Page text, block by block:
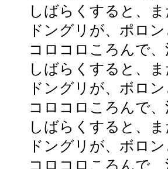
しばらくすると、ま
ドングリが、ポロン
コロコロころんで、
しばらくすると、ま
ドングリが、ボロン
コロコロころんで、
しばらくすると、ま
ドングリが、ボロン
コロコロころんで、